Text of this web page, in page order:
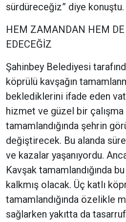
sürdüreceğiz” diye konuştu.
HEM ZAMANDAN HEM
EDECEĞİZ
Şahinbey Belediyesi
köprülü kavşağın
beklediklerini ifade eden
hizmet ve güzel bir çalışma
tamamlandığında şehrin
değiştirecek. Bu alanda
ve kazalar yaşanıyordu.
Kavşak tamamlandığında
kalkmış olacak. Üç katlı
tamamlandığında özelikle
sağlarken yakıtta da